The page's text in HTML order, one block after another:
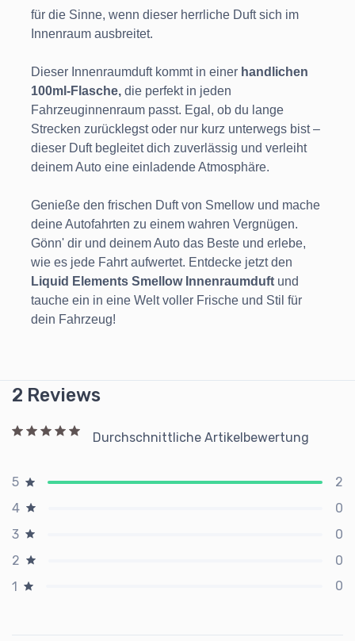
für die Sinne, wenn dieser herrliche Duft sich im
Innenraum ausbreitet.
Dieser Innenraumduft kommt in einer handlichen
100ml-Flasche, die perfekt in jeden
Fahrzeuginnenraum passt. Egal, ob du lange
Strecken zurücklegst oder nur kurz unterwegs bist –
dieser Duft begleitet dich zuverlässig und verleiht
deinem Auto eine einladende Atmosphäre.
Genieße den frischen Duft von Smellow und mache
deine Autofahrten zu einem wahren Vergnügen.
Gönn' dir und deinem Auto das Beste und erlebe,
wie es jede Fahrt aufwertet. Entdecke jetzt den
Liquid Elements Smellow Innenraumduft und
tauche ein in eine Welt voller Frische und Stil für
dein Fahrzeug!
2 Reviews
Durchschnittliche Artikelbewertung
5
2
4
0
3
0
2
0
1
0